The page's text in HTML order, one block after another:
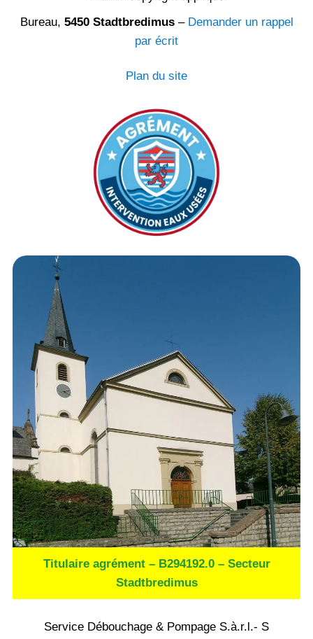
Bureau, 5450 Stadtbredimus– Demander un rappel
par écrit
Plan du site
Titulaire agrément – B294192.0 – Secteur
Stadtbredimus
Service Débouchage & Pompage S.à.r.l.- S